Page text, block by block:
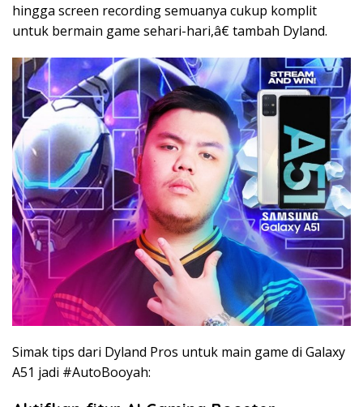
hingga screen recording semuanya cukup komplit
untuk bermain game sehari-hari,â€ tambah Dyland.
Simak tips dari Dyland Pros untuk main game di Galaxy
A51 jadi #AutoBooyah: